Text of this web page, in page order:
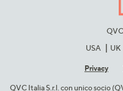
USA
UK
Privacy
QVC Italia S.r.l. con unico socio